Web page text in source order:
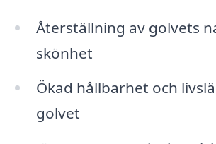
Återställning av golvets
skönhet
Ökad hållbarhet och
golvet